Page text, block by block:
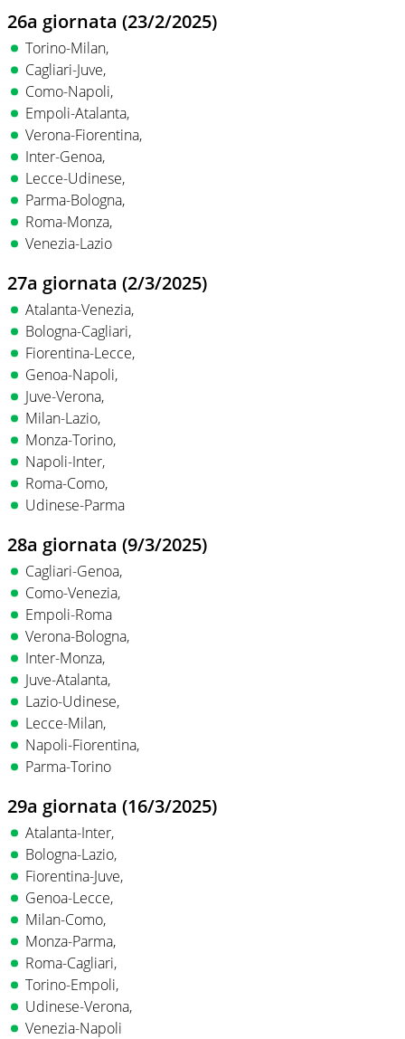
26a giornata (23/2/2025)
Torino-Milan,
Cagliari-Juve,
Como-Napoli,
Empoli-Atalanta,
Verona-Fiorentina,
Inter-Genoa,
Lecce-Udinese,
Parma-Bologna,
Roma-Monza,
Venezia-Lazio
27a giornata (2/3/2025)
Atalanta-Venezia,
Bologna-Cagliari,
Fiorentina-Lecce,
Genoa-Napoli,
Juve-Verona,
Milan-Lazio,
Monza-Torino,
Napoli-Inter,
Roma-Como,
Udinese-Parma
28a giornata (9/3/2025)
Cagliari-Genoa,
Como-Venezia,
Empoli-Roma
Verona-Bologna,
Inter-Monza,
Juve-Atalanta,
Lazio-Udinese,
Lecce-Milan,
Napoli-Fiorentina,
Parma-Torino
29a giornata (16/3/2025)
Atalanta-Inter,
Bologna-Lazio,
Fiorentina-Juve,
Genoa-Lecce,
Milan-Como,
Monza-Parma,
Roma-Cagliari,
Torino-Empoli,
Udinese-Verona,
Venezia-Napoli